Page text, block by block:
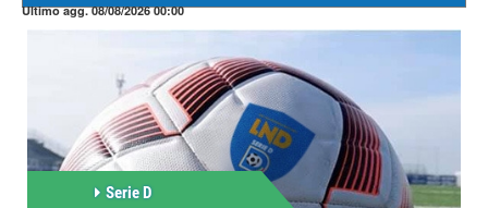
Ultimo agg. 08/08/2026 00:00
Serie D